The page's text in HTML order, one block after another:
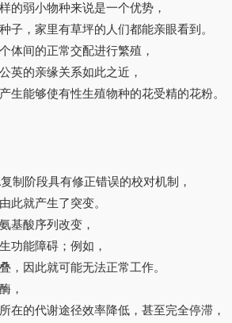
的弱小物种来说是一个优势，
子，家里有草坪的人们都能亲眼看到。
体间的正常交配进行繁殖，
英的亲缘关系如此之近，
生能够使有性生殖物种的花受精的花粉。
制阶段具有修正错误的校对机制，
此就产生了突变。
基酸序列改变，
功能障碍；例如，
，因此就可能无法正常工作。
，
在的代谢途径效率降低，甚至完全停滞，